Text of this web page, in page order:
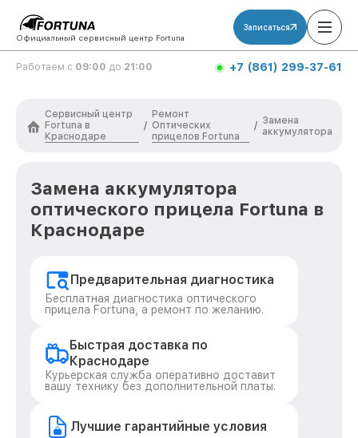
Официальный сервисный центр Fortuna
Записаться
Работаем с 09:00 до 21:00 +7 (861) 299-37-61
Сервисный центр
Fortuna в
Краснодаре
/
Ремонт
Оптических
прицелов Fortuna
/ Замена
аккумулятора
Замена аккумулятора
оптического прицела Fortuna в
Краснодаре
Предварительная диагностика
Бесплатная диагностика оптического
прицела Fortuna, а ремонт по желанию.
Быстрая доставка по
Краснодаре
Курьерская служба оперативно доставит
вашу технику без дополнительной платы.
Лучшие гарантийные условия